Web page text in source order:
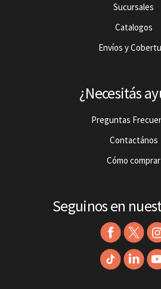
Sucursales
Catalogos
Envíos y
¿Necesitás
Preguntas
Contactános
Cómo comprar
Seguinos en